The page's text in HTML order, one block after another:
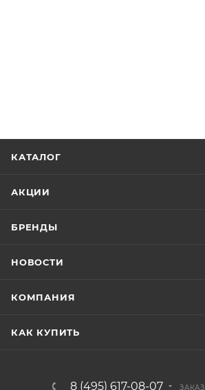
КАТАЛОГ
АКЦИИ
БРЕНДЫ
НОВОСТИ
КОМПАНИЯ
КАК КУПИТЬ
8 (495) 617-08-07